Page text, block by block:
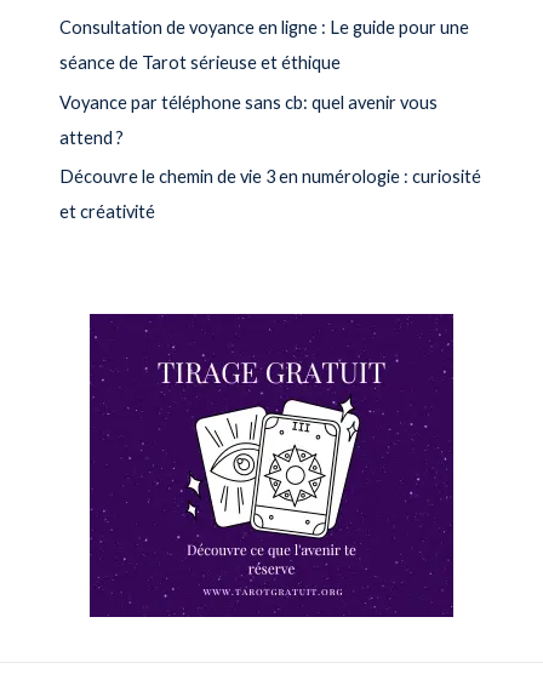
Consultation de voyance en ligne : Le guide pour une
séance de Tarot sérieuse et éthique
Voyance par téléphone sans cb: quel avenir vous
attend ?
Découvre le chemin de vie 3 en numérologie : curiosité
et créativité